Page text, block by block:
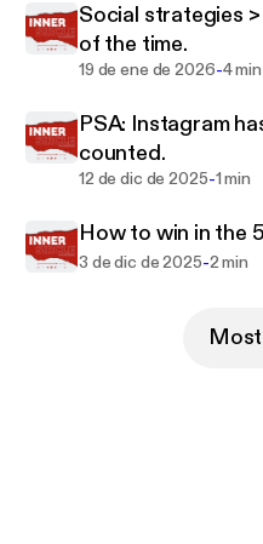
Social strategies
of the time.
19 de ene de 2026-4 min
PSA: Instagram
counted.
12 de dic de 2025-1 min
How to win in the
3 de dic de 2025-2 min